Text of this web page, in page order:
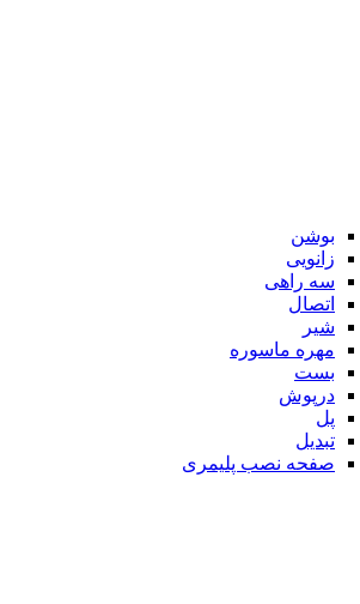
بوشن
زانویی
سه راهی
اتصال
شیر
مهره ماسوره
بست
درپوش
پل
تبدیل
صفحه نصب پلیمری